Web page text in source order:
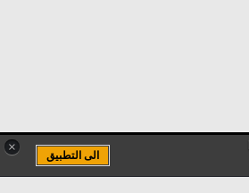
×
الى التطبيق